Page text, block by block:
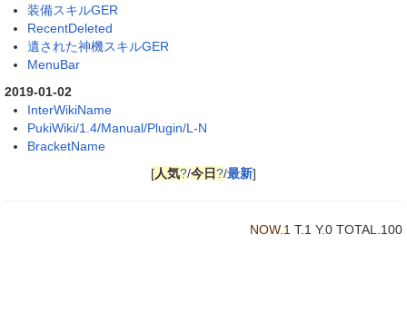
装備スキルGER
RecentDeleted
遺された神機スキルGER
MenuBar
2019-01-02
InterWikiName
PukiWiki/1.4/Manual/Plugin/L-N
BracketName
[人気?/今日?/最新]
NOW.1 T.1 Y.0 TOTAL.100